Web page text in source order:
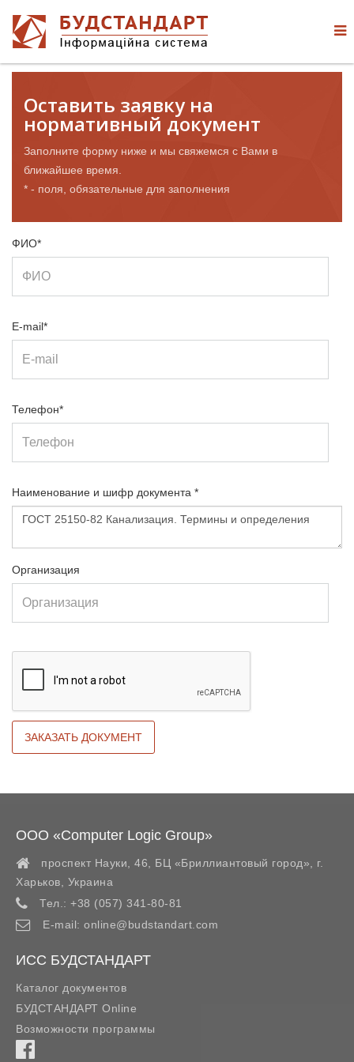
Оставить заявку на
нормативный документ
Заполните форму ниже и мы свяжемся с Вами в
ближайшее время.
* - поля, обязательные для заполнения
ФИО*
E-mail*
Телефон*
Наименование и шифр документа *
Организация
ООО «Computer Logic Group»
проспект Науки, 46, БЦ «Бриллиантовый город»,
г.
Харьков
Украина
Тел.: +38 (057) 341-80-81
E-mail: online@budstandart.com
ИСС БУДСТАНДАРТ
Каталог документов
БУДСТАНДАРТ Online
Возможности программы